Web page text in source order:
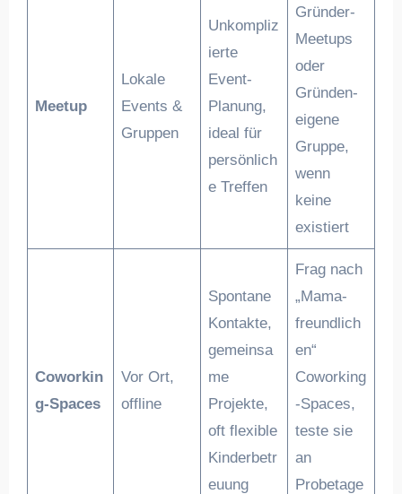
Meetup
Lokale
Events &
Gruppen
Unkompliz
ierte
Event-
Planung,
ideal für
persönlich
e Treffen
Gründer-
Meetups
oder
Gründen-
eigene
Gruppe,
wenn
keine
existiert
Coworkin
g-Spaces
Vor Ort,
offline
Spontane
Kontakte,
gemeinsa
me
Projekte,
oft flexible
Kinderbetr
euung
Frag nach
„Mama-
freundlich
en“
Coworking
-Spaces,
teste sie
an
Probetage